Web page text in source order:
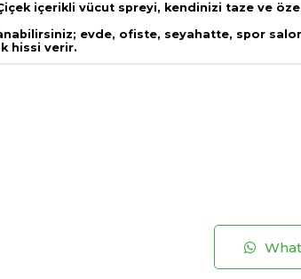
içerikli vücut spreyi, kendinizi taze ve
evde, ofiste, seyahatte, spor
hissi verir.